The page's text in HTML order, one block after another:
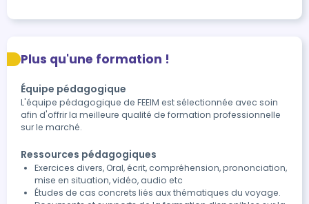
Plus qu'une formation !
Équipe pédagogique
L'équipe pédagogique de FEEIM est sélectionnée avec soin
afin d'offrir la meilleure qualité de formation professionnelle
sur le marché.
Ressources pédagogiques
Exercices divers, Oral, écrit, compréhension, prononciation,
mise en situation, vidéo, audio etc
Études de cas concrets liés aux thématiques du voyage.